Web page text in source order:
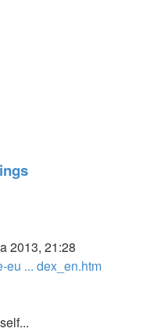
2013, 21:28
eu ... dex_en.htm